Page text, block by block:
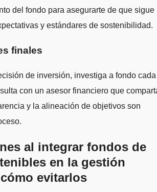
del fondo para asegurarte de que sigue
y estándares de sostenibilidad.
finales
de inversión, investiga a fondo cada
con un asesor financiero que
y la alineación de objetivos son
al integrar fondos de
en la gestión
evitarlos